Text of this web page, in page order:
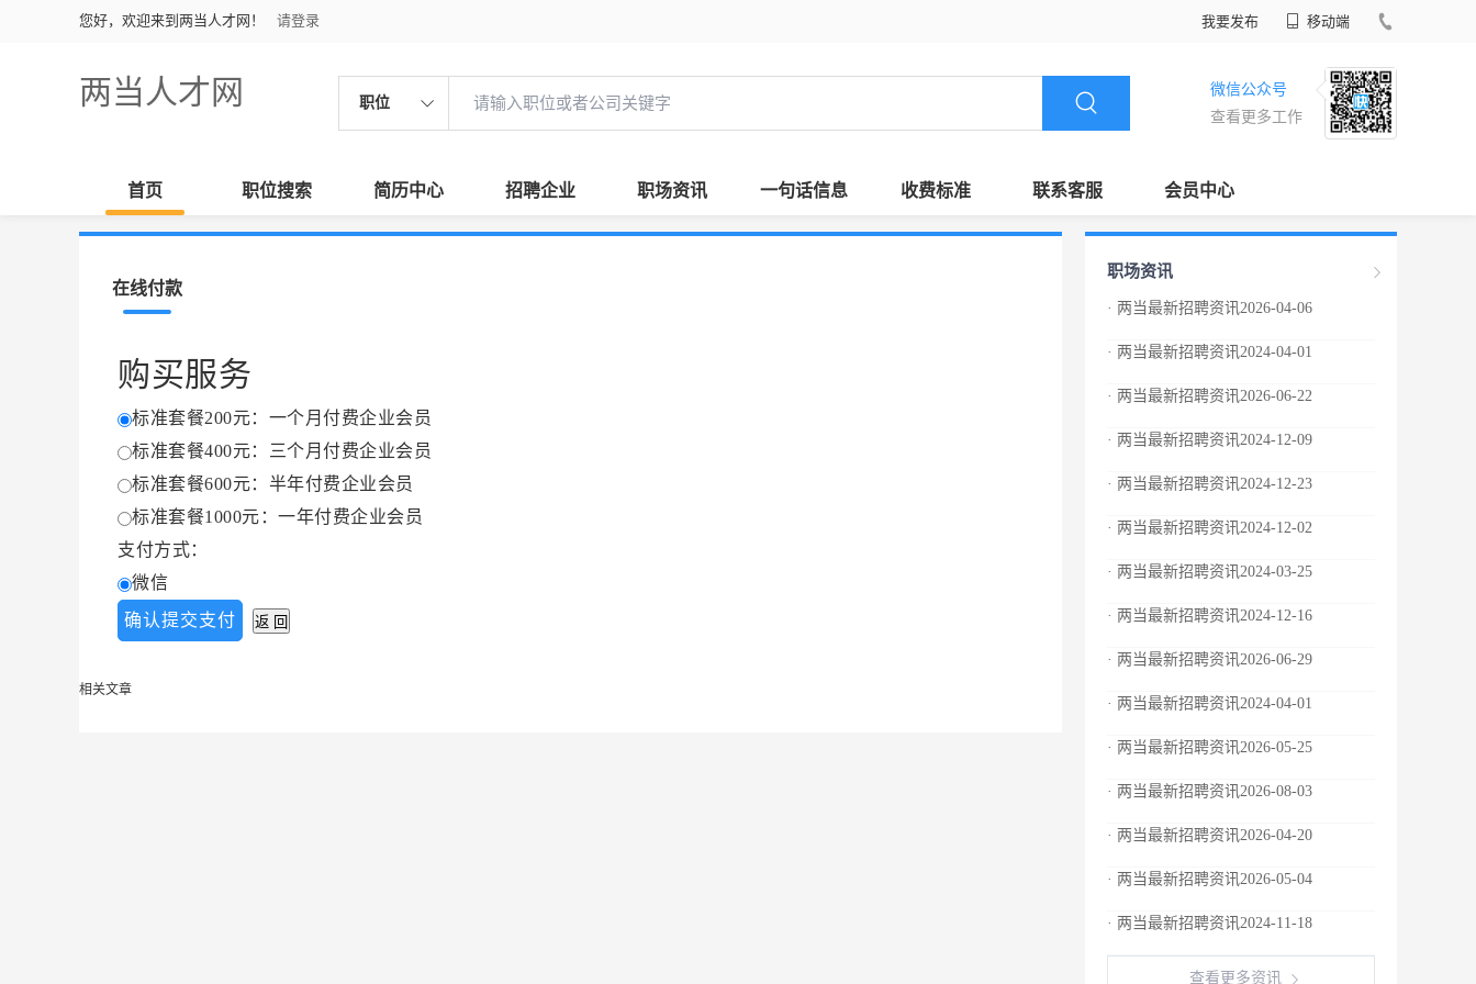
您好，欢迎来到两当人才网！ 请登录 我要发布 移动端
两当人才网 职位
微信公众号
查看更多工作
首页 职位搜索 简历中心 招聘企业 职场资讯 一句话信息 收费标准 联系客服 会员中心
在线付款
购买服务
标准套餐200元：一个月付费企业会员
标准套餐400元：三个月付费企业会员
标准套餐600元：半年付费企业会员
标准套餐1000元：一年付费企业会员
支付方式：
微信
相关文章
职场资讯
· 两当最新招聘资讯2026-04-06
· 两当最新招聘资讯2024-04-01
· 两当最新招聘资讯2026-06-22
· 两当最新招聘资讯2024-12-09
· 两当最新招聘资讯2024-12-23
· 两当最新招聘资讯2024-12-02
· 两当最新招聘资讯2024-03-25
· 两当最新招聘资讯2024-12-16
· 两当最新招聘资讯2026-06-29
· 两当最新招聘资讯2024-04-01
· 两当最新招聘资讯2026-05-25
· 两当最新招聘资讯2026-08-03
· 两当最新招聘资讯2026-04-20
· 两当最新招聘资讯2026-05-04
· 两当最新招聘资讯2024-11-18
查看更多资讯